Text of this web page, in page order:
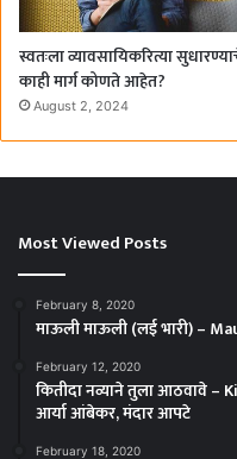
स्वतःला व्यावसायिकरित्या
काही मार्ग कोणते आहेत?
August 2, 2024
Most Viewed Posts
February 8, 2020
माऊली माऊली (लई भारी) –
February 12, 2020
कितीदा नव्याने तुला आठवावे
आर्या आंबेकर, मंदार आपटे
February 18, 2020